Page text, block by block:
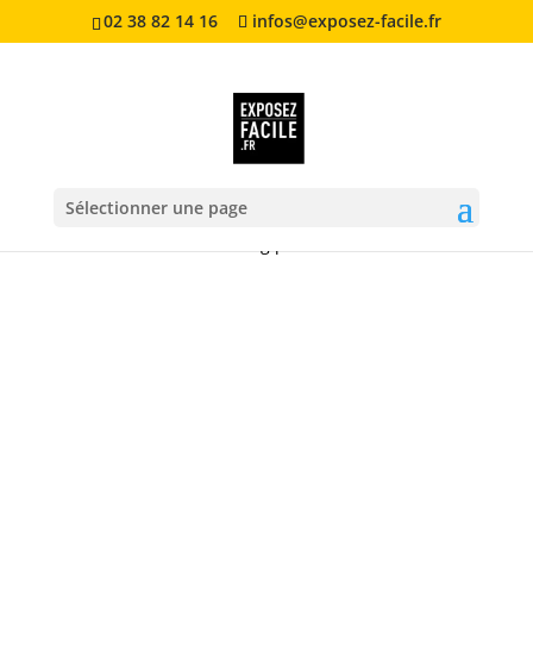
02 38 82 14 16 infos@exposez-facile.fr
Sélectionner une page